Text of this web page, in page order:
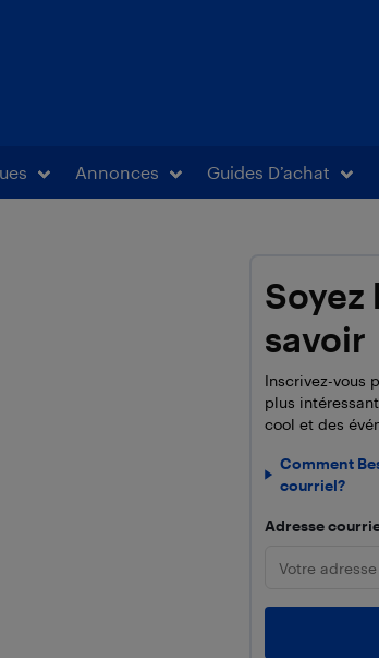
Annonces Guides D’achat
Soyez
savoir
Inscrivez-vous
plus
cool et des
Comment
courriel?
Adresse